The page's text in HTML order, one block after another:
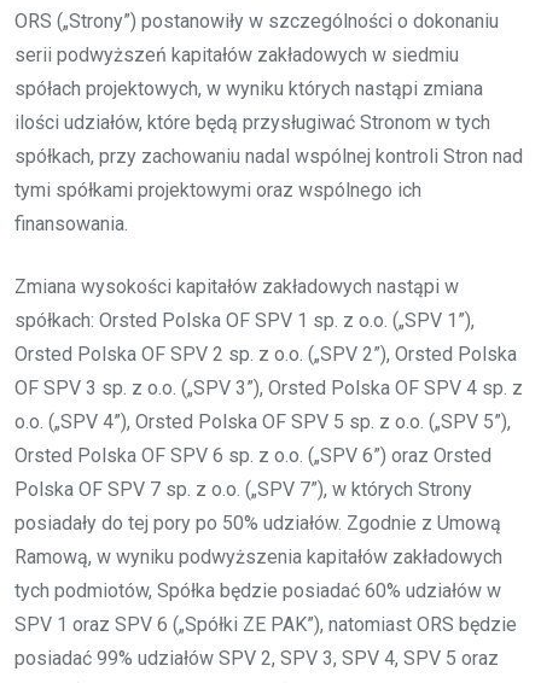
ORS („Strony”) postanowiły w szczególności o dokonaniu
serii podwyższeń kapitałów zakładowych w siedmiu
spółach projektowych, w wyniku których nastąpi zmiana
ilości udziałów, które będą przysługiwać Stronom w tych
spółkach, przy zachowaniu nadal wspólnej kontroli Stron nad
tymi spółkami projektowymi oraz wspólnego ich
finansowania.
Zmiana wysokości kapitałów zakładowych nastąpi w
spółkach: Orsted Polska OF SPV 1 sp. z o.o. („SPV 1”),
Orsted Polska OF SPV 2 sp. z o.o. („SPV 2”), Orsted Polska
OF SPV 3 sp. z o.o. („SPV 3”), Orsted Polska OF SPV 4 sp. z
o.o. („SPV 4”), Orsted Polska OF SPV 5 sp. z o.o. („SPV 5”),
Orsted Polska OF SPV 6 sp. z o.o. („SPV 6”) oraz Orsted
Polska OF SPV 7 sp. z o.o. („SPV 7”), w których Strony
posiadały do tej pory po 50% udziałów. Zgodnie z Umową
Ramową, w wyniku podwyższenia kapitałów zakładowych
tych podmiotów, Spółka będzie posiadać 60% udziałów w
SPV 1 oraz SPV 6 („Spółki ZE PAK”), natomiast ORS będzie
posiadać 99% udziałów SPV 2, SPV 3, SPV 4, SPV 5 oraz